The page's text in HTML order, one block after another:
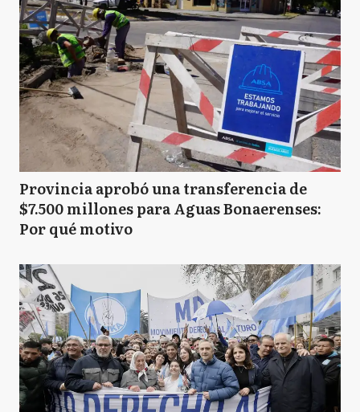
Provincia aprobó una transferencia de
$7.500 millones para Aguas Bonaerenses:
Por qué motivo